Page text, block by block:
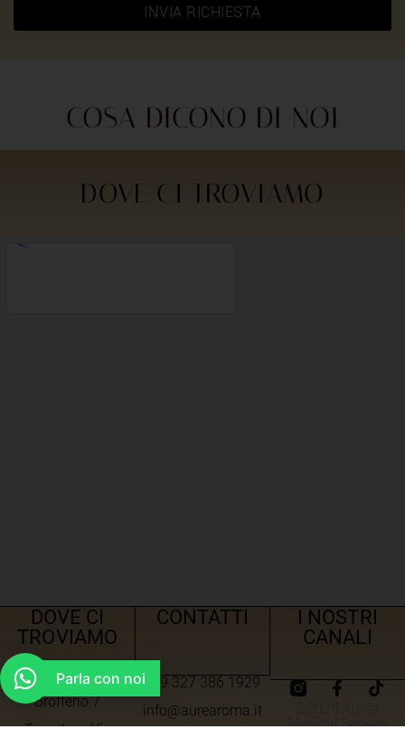
INVIA RICHIESTA
COSA DICONO DI NOI
DOVE CI TROVIAMO
DOVE CI
TROVIAMO
Roma – Via Angelo
Brofferio 7
CONTATTI
+39 327 386 1929
info@aurearoma.it
I NOSTRI
CANALI
Medical Service
Parla con noi